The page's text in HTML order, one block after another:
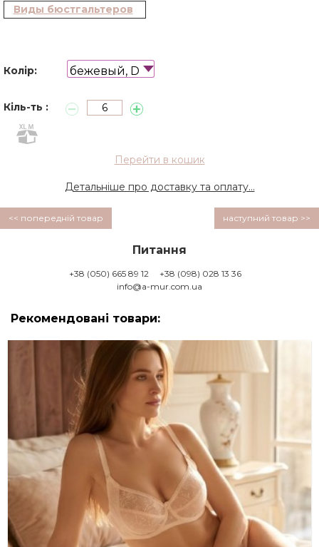
Виды бюстгальтеров
Колір: бежевый, D
Кіль-ть :
Перейти в кошик
Детальніше про доставку та оплату...
<< попередній товар наступний товар >>
Питання
+38 (050) 665 89 12
+38 (098) 028 13 36
info@a-mur.com.ua
Рекомендовані товари: